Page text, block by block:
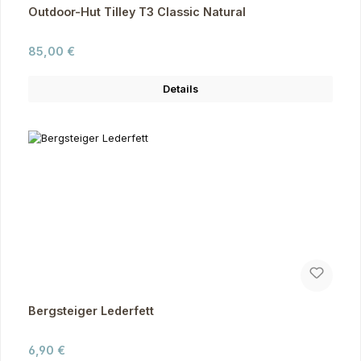
Outdoor-Hut Tilley T3 Classic Natural
Regulärer Preis:
85,00 €
Details
Bergsteiger Lederfett
Regulärer Preis:
6,90 €